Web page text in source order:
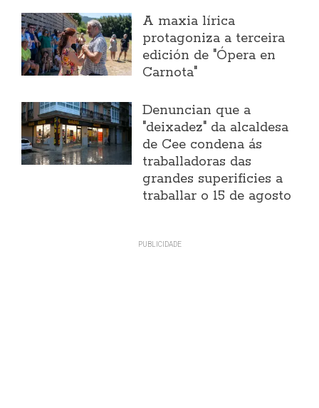
A maxia lírica
protagoniza a terceira
edición de "Ópera en
Carnota"
Denuncian que a
"deixadez" da alcaldesa
de Cee condena ás
traballadoras das
grandes superificies a
traballar o 15 de agosto